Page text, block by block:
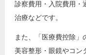
診察費用・入院費用・
治療などです。
また、「医療費控除」
美容整形・眼鏡やコン